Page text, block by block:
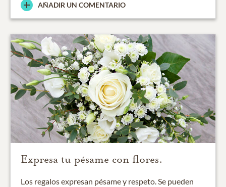
AÑADIR UN COMENTARIO
Expresa tu pésame con flores.
Los regalos expresan pésame y respeto. Se pueden